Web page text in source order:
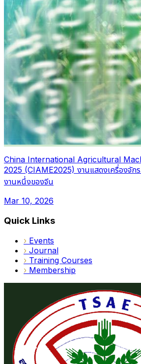
China International Agricultural
2025 (CIAME2025) งานแสดงเครื่องจัก
งานหนึ่งของจีน
Mar 10, 2026
Quick Links
› Events
› Journal
› Training Courses
› Membership